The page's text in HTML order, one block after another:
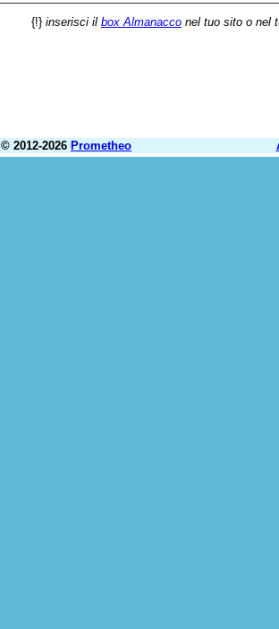
{!} inserisci il box Almanacco nel tuo sito o nel
© 2012-2026 Prometheo